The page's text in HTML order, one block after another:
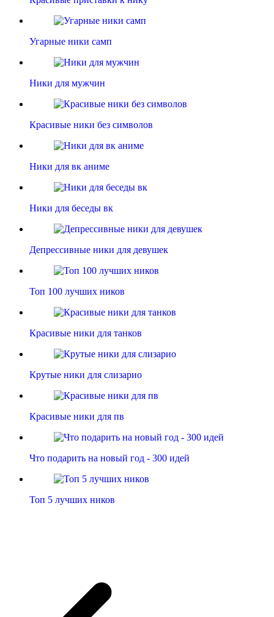
Угарные ники самп
Ники для мужчин
Красивые ники без символов
Ники для вк аниме
Ники для беседы вк
Депрессивные ники для девушек
Топ 100 лучших ников
Красивые ники для танков
Крутые ники для слизарио
Красивые ники для пв
Что подарить на новый год - 300 идей
Топ 5 лучших ников